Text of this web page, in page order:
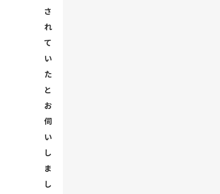
さ
れ
て
い
た
と
お
伺
い
し
ま
し